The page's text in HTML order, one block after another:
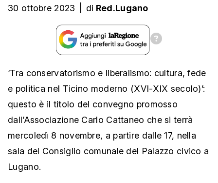
30 ottobre 2023 di Red.Lugano
‘Tra conservatorismo e liberalismo: cultura, fede
e politica nel Ticino moderno (XVI-XIX secolo)’:
questo è il titolo del convegno promosso
dall’Associazione Carlo Cattaneo che si terrà
mercoledì 8 novembre, a partire dalle 17, nella
sala del Consiglio comunale del Palazzo civico a
Lugano.